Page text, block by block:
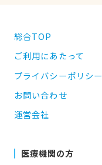
総合TOP
ご利用にあたって
プライバシーポリシー
お問い合わせ
運営会社
医療機関の方